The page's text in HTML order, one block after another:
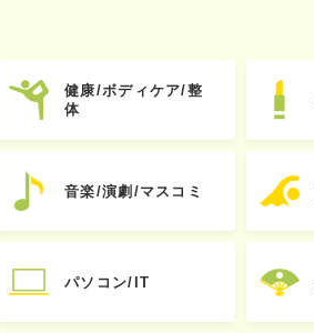
健康/ボディケア/整
体
音楽/演劇/マスコミ
パソコン/IT